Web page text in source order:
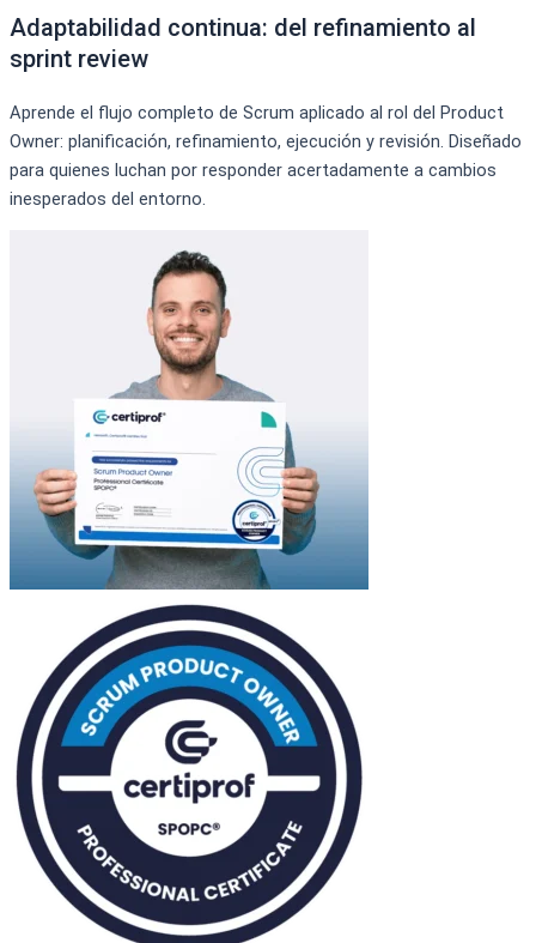
Adaptabilidad continua: del refinamiento al
sprint review
Aprende el flujo completo de Scrum aplicado al rol del Product
Owner: planificación, refinamiento, ejecución y revisión. Diseñado
para quienes luchan por responder acertadamente a cambios
inesperados del entorno.